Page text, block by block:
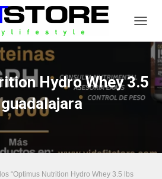
Hydro Whey 3.5
“Optimus Nutrition Hydro Whey 3.5 lbs